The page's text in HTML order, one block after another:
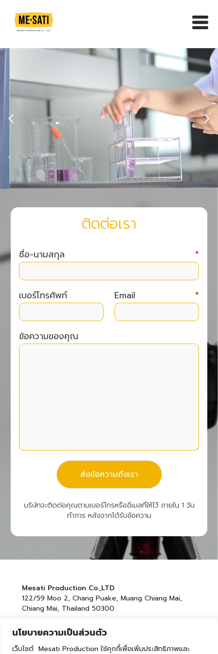
นโยบายความเป็นส่วนตัว
เว็บไซต์ Mesati Production ใช้คุกกี้เพื่อเพิ่มประสิทธิภาพและ
ติดต่อเรา
ชื่อ-นามสกุล *
เบอร์โทรศัพท์ Email *
ข้อความของคุณ
ส่งข้อความถึงเรา
บริษัทจะติดต่อคุณตามเบอร์โทรหรืออีเมลที่ให้ไว้ ภายใน 1 วัน
ทำการ หลังจากได้รับข้อความ
Mesati Production Co.,LTD
122/59 Moo 2, Chang Puake, Muang Chiang Mai,
Chiang Mai, Thailand 50300
Tel :(+66)86-4423293
Email :mesatiproduction@gmail.com